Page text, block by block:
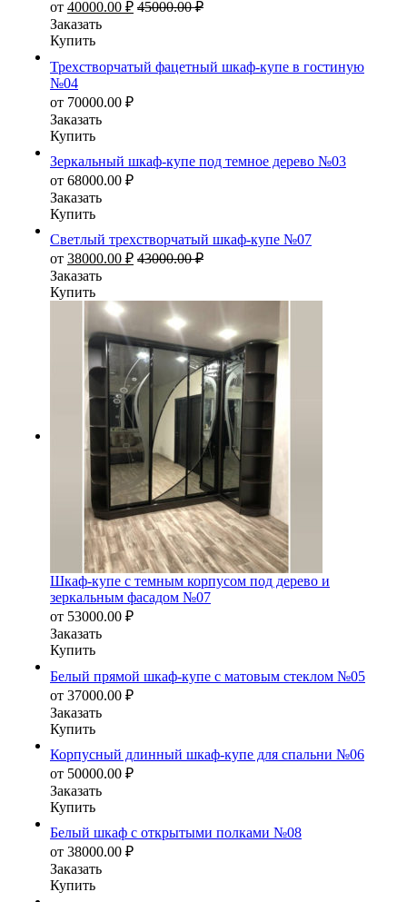
от 40000.00 ₽ 45000.00₽
Заказать
Купить
Трехстворчатый фацетный шкаф-купе в гостиную
№04
от 70000.00 ₽
Заказать
Купить
Зеркальный шкаф-купе под темное дерево №03
от 68000.00 ₽
Заказать
Купить
Светлый трехстворчатый шкаф-купе №07
от 38000.00 ₽ 43000.00₽
Заказать
Купить
Шкаф-купе с темным корпусом под дерево и
зеркальным фасадом №07
от 53000.00 ₽
Заказать
Купить
Белый прямой шкаф-купе с матовым стеклом №05
от 37000.00 ₽
Заказать
Купить
Корпусный длинный шкаф-купе для спальни №06
от 50000.00 ₽
Заказать
Купить
Белый шкаф с открытыми полками №08
от 38000.00 ₽
Заказать
Купить